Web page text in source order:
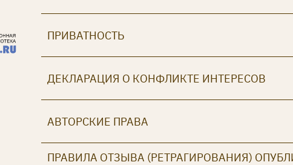
ПРИВАТНОСТЬ
ДЕКЛАРАЦИЯ О КОНФЛИКТЕ ИНТЕРЕСОВ
АВТОРСКИЕ ПРАВА
ПРАВИЛА ОТЗЫВА (РЕТРАГИРОВАНИЯ)